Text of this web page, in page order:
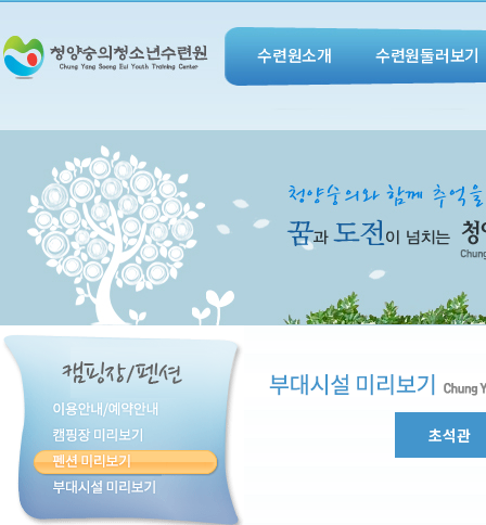
수련원소개 수련원둘러보기
초석관